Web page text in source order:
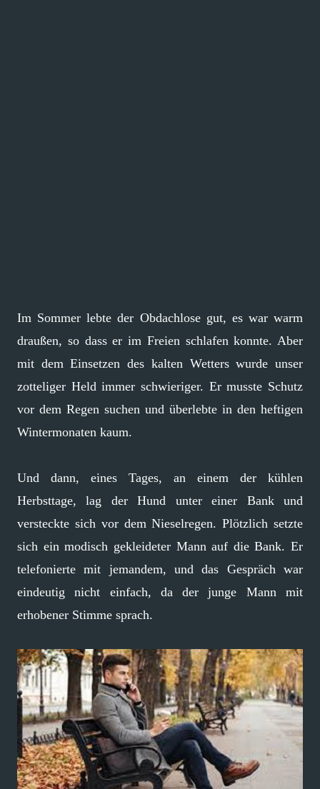
Im Sommer lebte der Obdachlose gut, es war warm
draußen, so dass er im Freien schlafen konnte. Aber
mit dem Einsetzen des kalten Wetters wurde unser
zotteliger Held immer schwieriger. Er musste Schutz
vor dem Regen suchen und überlebte in den heftigen
Wintermonaten kaum.
Und dann, eines Tages, an einem der kühlen
Herbsttage, lag der Hund unter einer Bank und
versteckte sich vor dem Nieselregen. Plötzlich setzte
sich ein modisch gekleideter Mann auf die Bank. Er
telefonierte mit jemandem, und das Gespräch war
eindeutig nicht einfach, da der junge Mann mit
erhobener Stimme sprach.